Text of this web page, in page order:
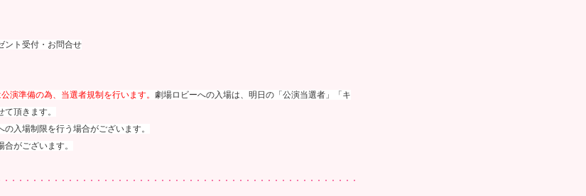
ント受付・お問合せ
演準備の為、当選者規制を行います。 劇場ロビーへの入場は、明日の「公演当選者」「キ
頂きます。
入場制限を行う場合がございます。
がございます。